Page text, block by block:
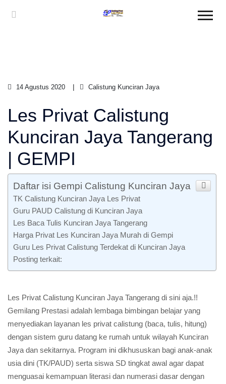
14 Agustus 2020 Calistung Kunciran Jaya
Les Privat Calistung
Kunciran Jaya Tangerang
| GEMPI
Daftar isi Gempi Calistung Kunciran Jaya
TK Calistung Kunciran Jaya Les Privat
Guru PAUD Calistung di Kunciran Jaya
Les Baca Tulis Kunciran Jaya Tangerang
Harga Privat Les Kunciran Jaya Murah di Gempi
Guru Les Privat Calistung Terdekat di Kunciran Jaya
Posting terkait:
Les Privat Calistung Kunciran Jaya Tangerang di sini aja.!!
Gemilang Prestasi adalah lembaga bimbingan belajar yang
menyediakan layanan les privat calistung (baca, tulis, hitung)
dengan sistem guru datang ke rumah untuk wilayah Kunciran
Jaya dan sekitarnya. Program ini dikhususkan bagi anak-anak
usia dini (TK/PAUD) serta siswa SD tingkat awal agar dapat
menguasai kemampuan literasi dan numerasi dasar dengan